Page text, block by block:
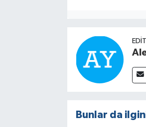
Bunlar da